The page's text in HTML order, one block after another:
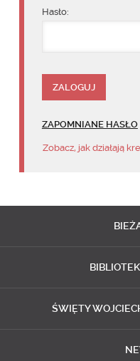
Hasło:
ZAPOMNIANE HASŁO
Zobacz, jak działają
ŚWIĘTY